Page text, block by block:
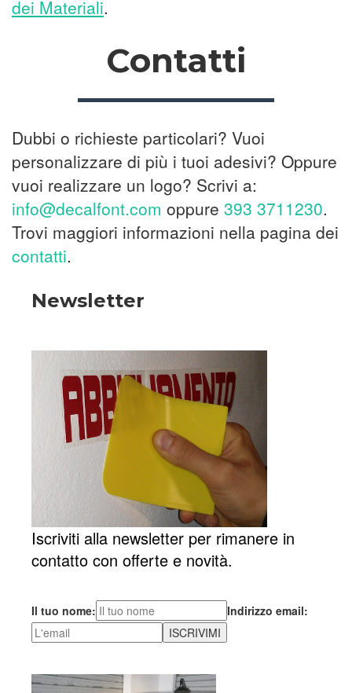
dei Materiali.
Contatti
Dubbi o richieste particolari? Vuoi
personalizzare di più i tuoi adesivi? Oppure
vuoi realizzare un logo? Scrivi a:
info@decalfont.com oppure 393 3711230.
Trovi maggiori informazioni nella pagina dei
contatti.
Newsletter
Iscriviti alla newsletter per rimanere in
contatto con offerte e novità.
Il tuo nome: Indirizzo email: